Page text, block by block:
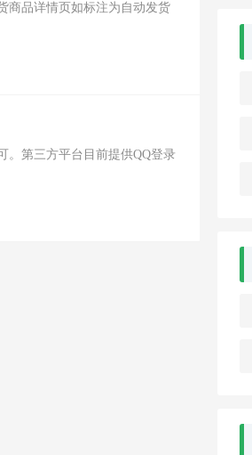
商品详情页如标注为自动发货
。第三方平台目前提供QQ登录